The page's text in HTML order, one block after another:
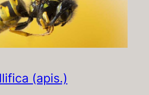
(apis.)